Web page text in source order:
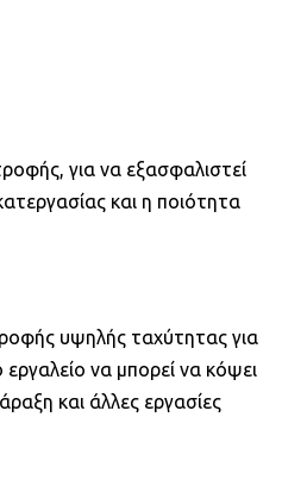
για να εξασφαλιστεί
και η ποιότητα
υψηλής ταχύτητας για
να μπορεί να κόψει
και άλλες εργασίες